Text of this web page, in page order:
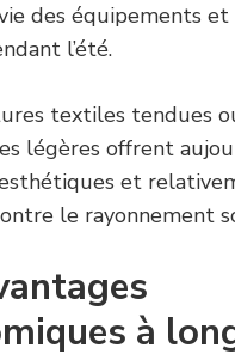
des équipements
l’été.
textiles tendues
légères offrent
et
le rayonnement
à